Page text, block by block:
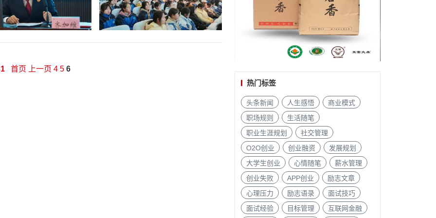
首页 上一页 4 5 6
热门标签
头条新闻 人生感悟
商业模式
职场规则
生活随笔
职业生涯规划
社交管理
O2O创业
创业融资
发展规划
大学生创业
心情随笔
薪水管理
创业失败
APP创业
励志文章
心理压力
励志语录
面试技巧
面试经验
目标管理 互联网金融